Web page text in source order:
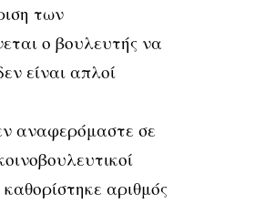
των
ο βουλευτής να
είναι απλοί
αναφερόμαστε σε
αριθμός